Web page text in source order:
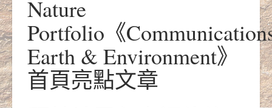
Nature
Portfolio《
Earth & Environment》
首頁亮點文章